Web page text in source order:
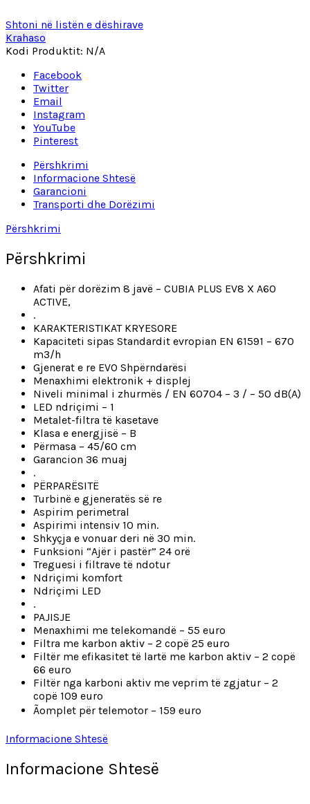
Shtoni në listën e dëshirave
Krahaso
Kodi Produktit: N/A
Facebook
Twitter
Email
Instagram
YouTube
Pinterest
Përshkrimi
Informacione Shtesë
Garancioni
Transporti dhe Dorëzimi
Përshkrimi
Përshkrimi
Afati për dorëzim 8 javë – CUBIA PLUS EV8 X A60
ACTIVE,
.
KARAKTERISTIKAT KRYESORE
Kapaciteti sipas Standardit evropian EN 61591 – 670
m3/h
Gjenerat e re EVO Shpërndarësi
Menaxhimi elektronik + displej
Niveli minimal i zhurmës / EN 60704 – 3 / – 50 dB(A)
LED ndriçimi – 1
Metalet-filtra të kasetave
Klasa e energjisë – B
Përmasa – 45/60 cm
Garancion 36 muaj
.
PËRPARËSITË
Turbinë e gjeneratës së re
Aspirim perimetral
Aspirimi intensiv 10 min.
Shkyçja e vonuar deri në 30 min.
Funksioni “Ajër i pastër” 24 orë
Treguesi i filtrave të ndotur
Ndriçimi komfort
Ndriçimi LED
.
PAJISJE
Menaxhimi me telekomandë – 55 euro
Filtra me karbon aktiv – 2 copë 25 euro
Filtër me efikasitet të lartë me karbon aktiv – 2 copë
66 euro
Filtër nga karboni aktiv me veprim të zgjatur – 2
copë 109 euro
Ãomplet për telemotor – 159 euro
Informacione Shtesë
Informacione Shtesë